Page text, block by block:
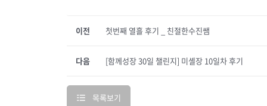
이전 첫번째 열흘 후기 _ 친절한수진쌤
[함께성장 30일 챌린지] 미셸장 10일차 후기
다음
목록보기